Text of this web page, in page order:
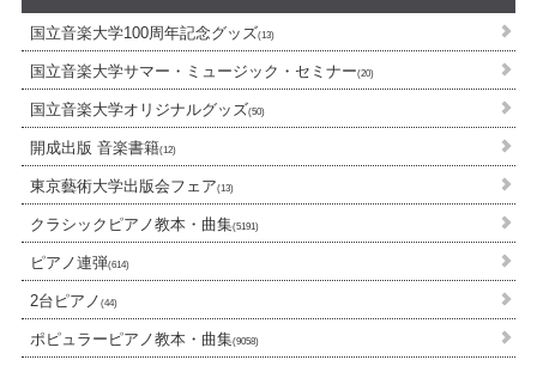
国立音楽大学100周年記念グッズ(13)
国立音楽大学サマー・ミュージック・セミナー(20)
国立音楽大学オリジナルグッズ(50)
開成出版 音楽書籍(12)
東京藝術大学出版会フェア(13)
クラシックピアノ教本・曲集(5191)
ピアノ連弾(614)
2台ピアノ (44)
ポピュラーピアノ教本・曲集(9058)